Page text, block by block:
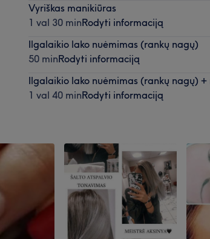
Vyriškas manikiūras
1 val 30 minRodyti informaciją
Ilgalaikio lako nuėmimas (rankų nagų)
50 minRodyti informaciją
Ilgalaikio lako nuėmimas (rankų nagų)
1 val 40 minRodyti informaciją